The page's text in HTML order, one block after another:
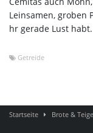
Leinsamen, groben
hr gerade Lust habt.
Getreide
Startseite Brote & Teige